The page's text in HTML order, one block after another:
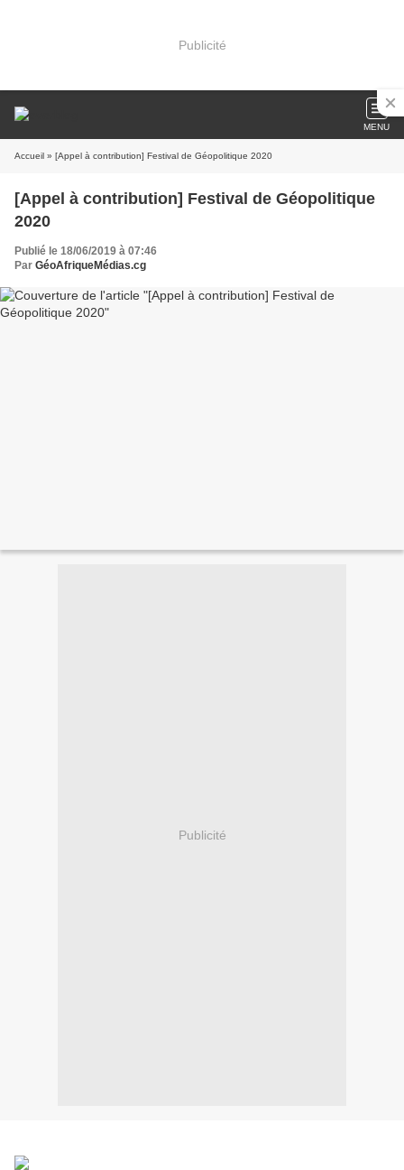
Publicité
MENU
Accueil » [Appel à contribution] Festival de Géopolitique 2020
[Appel à contribution] Festival de Géopolitique
2020
Publié le 18/06/2019 à 07:46
Par GéoAfriqueMédias.cg
Publicité